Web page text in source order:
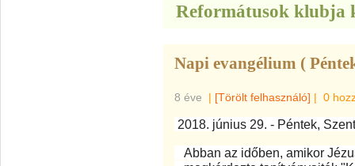
Reformátusok klubja
Napi evangélium (
8 éve | [Törölt felhasználó] | 0
2018. június 29. - Péntek,
Abban az időben, amikor